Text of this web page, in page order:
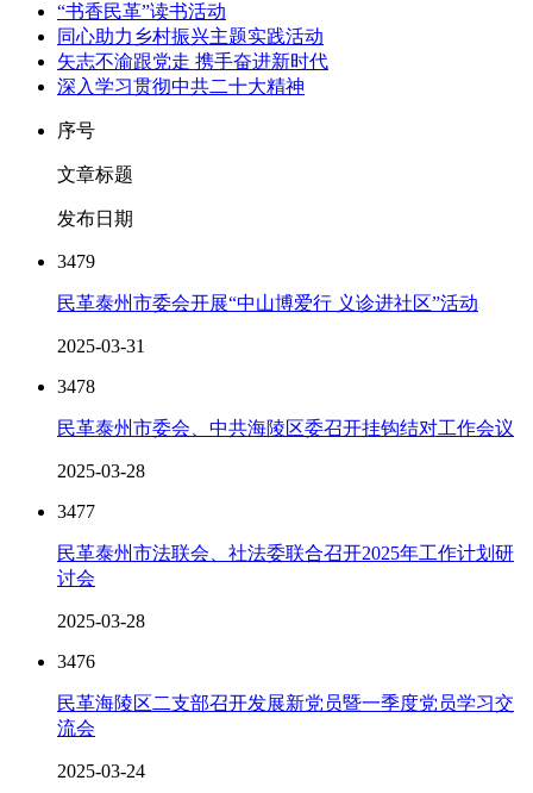
“书香民革”读书活动
同心助力乡村振兴主题实践活动
矢志不渝跟党走 携手奋进新时代
深入学习贯彻中共二十大精神
序号
文章标题
发布日期
3479
民革泰州市委会开展“中山博爱行 义诊进社区”活动
2025-03-31
3478
民革泰州市委会、中共海陵区委召开挂钩结对工作会议
2025-03-28
3477
民革泰州市法联会、社法委联合召开2025年工作计划研
讨会
2025-03-28
3476
民革海陵区二支部召开发展新党员暨一季度党员学习交
流会
2025-03-24